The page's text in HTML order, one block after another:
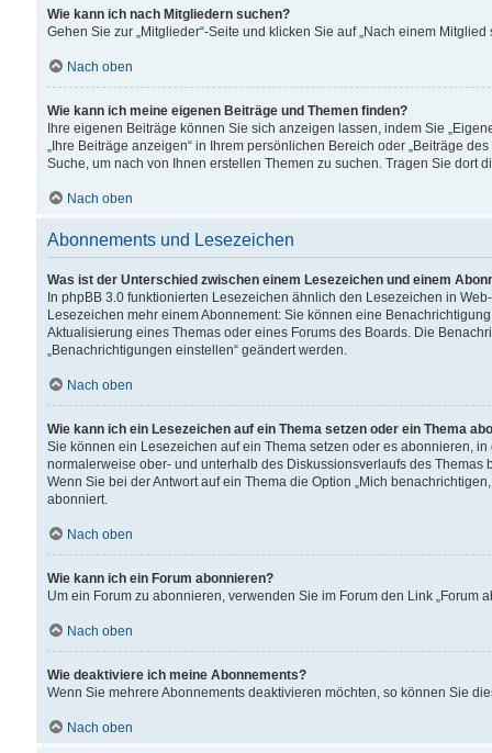
Wie kann ich nach Mitgliedern suchen?
Gehen Sie zur „Mitglieder“-Seite und klicken Sie auf „Nach einem Mitglied
Nach oben
Wie kann ich meine eigenen Beiträge und Themen finden?
Ihre eigenen Beiträge können Sie sich anzeigen lassen, indem Sie
„Ihre Beiträge anzeigen“ in Ihrem persönlichen Bereich oder „Beiträge
Suche, um nach von Ihnen erstellen Themen zu suchen. Tragen Sie dort
Nach oben
Abonnements und Lesezeichen
Was ist der Unterschied zwischen einem Lesezeichen und einem
In phpBB 3.0 funktionierten Lesezeichen ähnlich den Lesezeichen in
Lesezeichen mehr einem Abonnement: Sie können eine
Aktualisierung eines Themas oder eines Forums des Boards. Die
„Benachrichtigungen einstellen“ geändert werden.
Nach oben
Wie kann ich ein Lesezeichen auf ein Thema setzen oder ein Thema
Sie können ein Lesezeichen auf ein Thema setzen oder es abonnieren,
normalerweise ober- und unterhalb des Diskussionsverlaufs des Themas
Wenn Sie bei der Antwort auf ein Thema die Option „Mich
abonniert.
Nach oben
Wie kann ich ein Forum abonnieren?
Um ein Forum zu abonnieren, verwenden Sie im Forum den Link „Forum
Nach oben
Wie deaktiviere ich meine Abonnements?
Wenn Sie mehrere Abonnements deaktivieren möchten, so können Sie
Nach oben